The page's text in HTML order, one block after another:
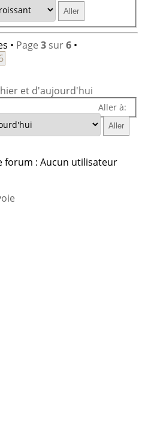
• Page 3sur6•
et d'aujourd'hui
Aller à:
forum : Aucun utilisateur